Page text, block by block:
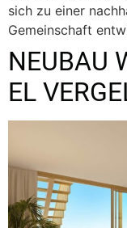
sich zu einer
Gemeinschaft
NEUBAU
EL